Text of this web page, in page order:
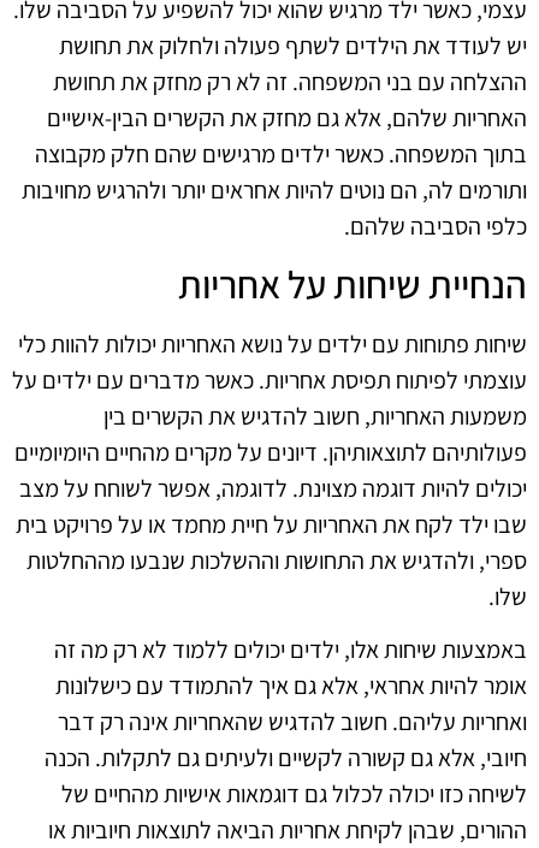
עצמי, כאשר ילד מרגיש שהוא יכול להשפיע על הסביבה שלו.
יש לעודד את הילדים לשתף פעולה ולחלוק את תחושת
ההצלחה עם בני המשפחה. זה לא רק מחזק את תחושת
האחריות שלהם, אלא גם מחזק את הקשרים הבין-אישיים
בתוך המשפחה. כאשר ילדים מרגישים שהם חלק מקבוצה
ותורמים לה, הם נוטים להיות אחראים יותר ולהרגיש מחויבות
כלפי הסביבה שלהם.
הנחיית שיחות על אחריות
שיחות פתוחות עם ילדים על נושא האחריות יכולות להוות כלי
עוצמתי לפיתוח תפיסת אחריות. כאשר מדברים עם ילדים על
משמעות האחריות, חשוב להדגיש את הקשרים בין
פעולותיהם לתוצאותיהן. דיונים על מקרים מהחיים היומיומיים
יכולים להיות דוגמה מצוינת. לדוגמה, אפשר לשוחח על מצב
שבו ילד לקח את האחריות על חיית מחמד או על פרויקט בית
ספרי, ולהדגיש את התחושות וההשלכות שנבעו מההחלטות
שלו.
באמצעות שיחות אלו, ילדים יכולים ללמוד לא רק מה זה
אומר להיות אחראי, אלא גם איך להתמודד עם כישלונות
ואחריות עליהם. חשוב להדגיש שהאחריות אינה רק דבר
חיובי, אלא גם קשורה לקשיים ולעיתים גם לתקלות. הכנה
לשיחה כזו יכולה לכלול גם דוגמאות אישיות מהחיים של
ההורים, שבהן לקיחת אחריות הביאה לתוצאות חיוביות או